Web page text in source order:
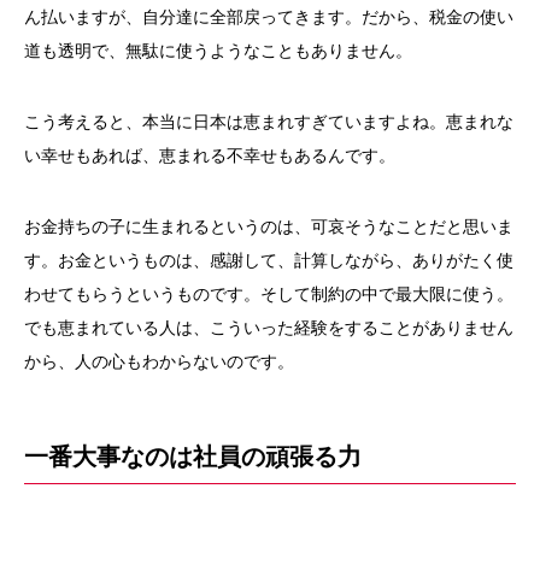
ん払いますが、自分達に全部戻ってきます。だから、税金の使い
道も透明で、無駄に使うようなこともありません。
こう考えると、本当に日本は恵まれすぎていますよね。恵まれな
い幸せもあれば、恵まれる不幸せもあるんです。
お金持ちの子に生まれるというのは、可哀そうなことだと思いま
す。お金というものは、感謝して、計算しながら、ありがたく使
わせてもらうというものです。そして制約の中で最大限に使う。
でも恵まれている人は、こういった経験をすることがありません
から、人の心もわからないのです。
一番大事なのは社員の頑張る力